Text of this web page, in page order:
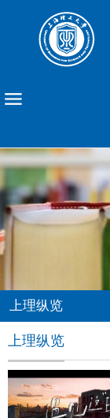
上理纵览
上理纵览